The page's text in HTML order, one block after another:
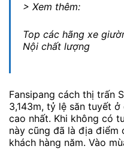
> Xem thêm:
Top các hãng xe
Nội chất lượng
Fansipang cách thị trấn
3,143m, tỷ lệ săn tuyết
cao nhất. Khi không có
này cũng đã là địa điểm
khách hàng năm. Vào